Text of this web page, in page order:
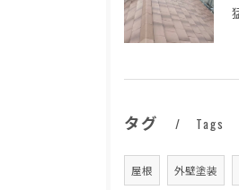
タグ Tags
屋根 外壁塗装